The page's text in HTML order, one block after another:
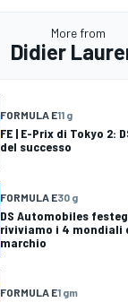
More from
Didier
FORMULA E11 g
FE | E-Prix di Tokyo 2:
del successo
FORMULA E30 g
DS Automobiles
riviviamo i 4 mondiali
marchio
FORMULA E1 gm